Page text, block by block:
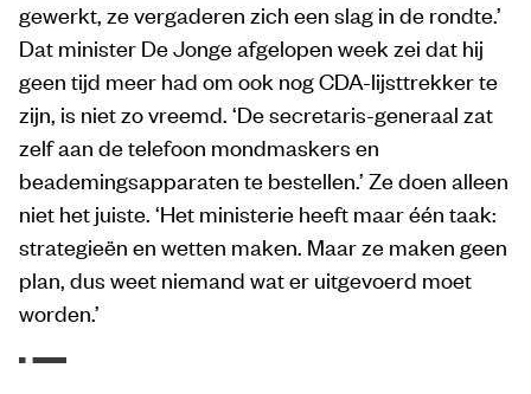
gewerkt, ze vergaderen zich een slag in de rondte.’
Dat minister De Jonge afgelopen week zei dat hij
geen tijd meer had om ook nog CDA-lijsttrekker te
zijn, is niet zo vreemd. ‘De secretaris-generaal zat
zelf aan de telefoon mondmaskers en
beademingsapparaten te bestellen.’ Ze doen alleen
niet het juiste. ‘Het ministerie heeft maar één taak:
strategieën en wetten maken. Maar ze maken geen
plan, dus weet niemand wat er uitgevoerd moet
worden.’